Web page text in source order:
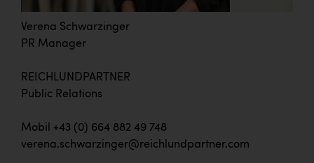
Verena Schwarzinger
PR Manager
REICHLUNDPARTNER
Public Relations
Mobil +43 (0) 664 882 49 748
verena.schwarzinger@reichlundpartner.com